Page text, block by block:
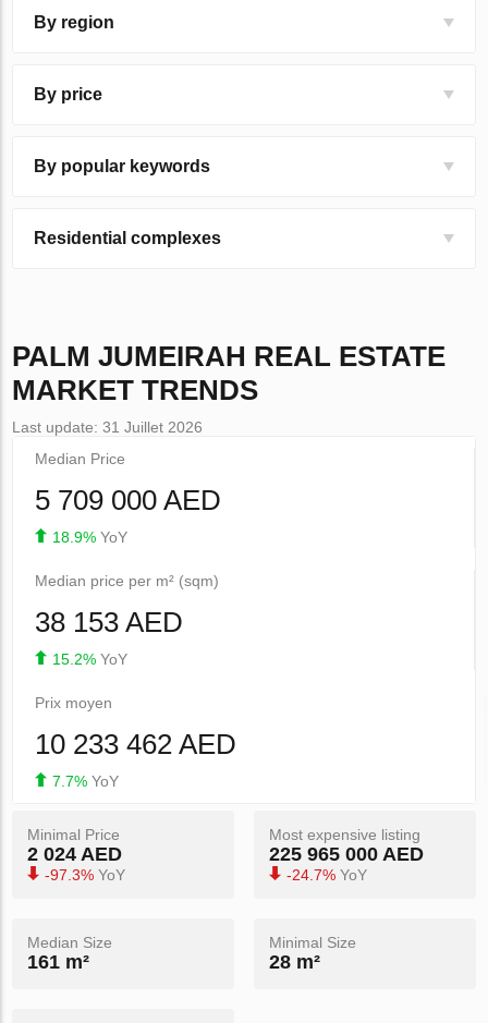
By region
By price
By popular keywords
Residential complexes
PALM JUMEIRAH REAL ESTATE
MARKET TRENDS
Last update: 31 Juillet 2026
Median Price
5 709 000 AED
18.9% YoY
Median price per m² (sqm)
38 153 AED
15.2% YoY
Prix ​​moyen
10 233 462 AED
7.7% YoY
Minimal Price
2 024 AED
-97.3% YoY
Most expensive listing
225 965 000 AED
-24.7% YoY
Median Size
161 m²
Minimal Size
28 m²